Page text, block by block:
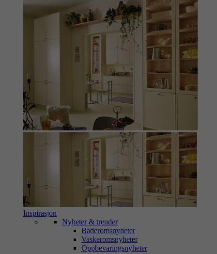
Inspirasjon
Nyheter & trender
Baderomsnyheter
Vaskeromsnyheter
Oppbevaringsnyheter